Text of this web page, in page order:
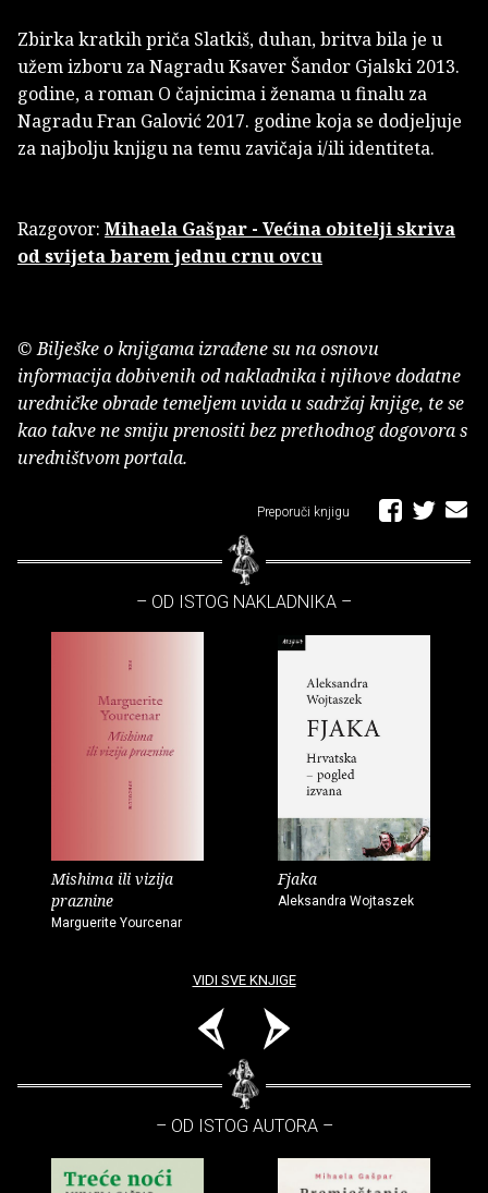
Zbirka kratkih priča Slatkiš, duhan, britva bila je u
užem izboru za Nagradu Ksaver Šandor Gjalski 2013.
godine, a roman O čajnicima i ženama u finalu za
Nagradu Fran Galović 2017. godine koja se dodjeljuje
za najbolju knjigu na temu zavičaja i/ili identiteta.
Razgovor: Mihaela Gašpar - Većina obitelji skriva
od svijeta barem jednu crnu ovcu
© Bilješke o knjigama izrađene su na osnovu
informacija dobivenih od nakladnika i njihove dodatne
uredničke obrade temeljem uvida u sadržaj knjige, te se
kao takve ne smiju prenositi bez prethodnog dogovora s
uredništvom portala.
Preporuči knjigu
– OD ISTOG NAKLADNIKA –
Mishima ili vizija
praznine
Marguerite Yourcenar
Fjaka
Aleksandra Wojtaszek
VIDI SVE KNJIGE
– OD ISTOG AUTORA –